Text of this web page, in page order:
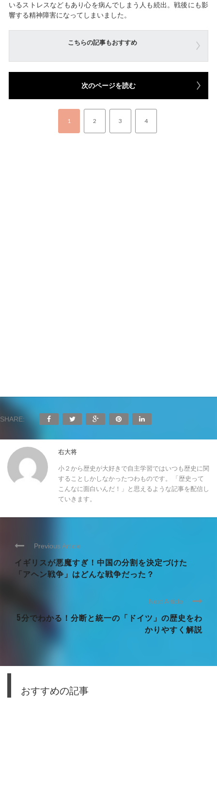
いるストレスなどもあり心を病んでしまう人も続出。戦後にも影
響する精神障害になってしまいました。
こちらの記事もおすすめ
次のページを読む
1 2 3 4
SHARE:
右大将
小２から歴史が大好きで自主学習ではいつも歴史に関
することしかしなかったつわものです。 「歴史って
こんなに面白いんだ！」と思えるような記事を配信し
ていきます。
Previous Article
イギリスが悪魔すぎ！中国の分割を決定づけた
「アヘン戦争」はどんな戦争だった？
Next Article
5分でわかる！分断と統一の「ドイツ」の歴史をわ
かりやすく解説
おすすめの記事